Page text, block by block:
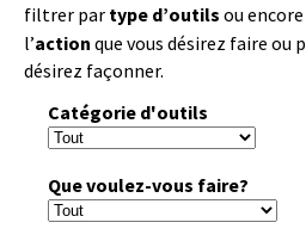
filtrer par type d’outils ou encore
l’action que vous désirez faire ou
désirez façonner.
Catégorie d'outils
Que voulez-vous faire?